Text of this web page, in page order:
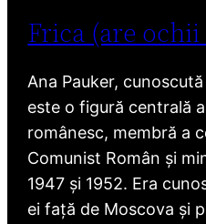
Frica (are
Ana Pauker,
este o figură centrală
românesc, membră a
Comunist Român și
1947 și 1952. Era
ei față de Moscova și